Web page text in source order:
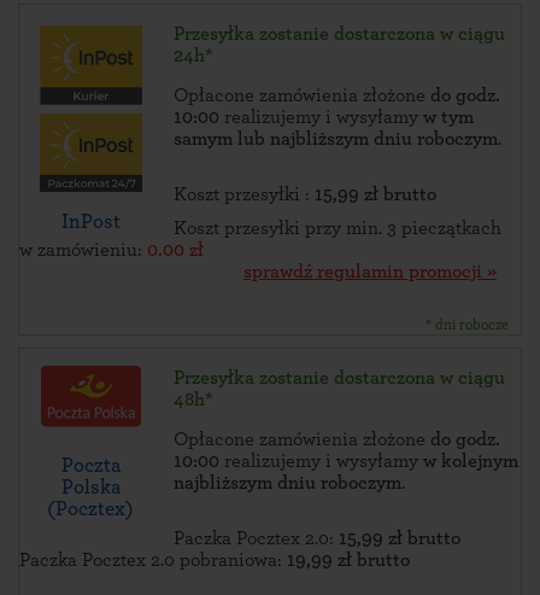
InPost
Przesyłka zostanie dostarczona w ciągu
24h*
Opłacone zamówienia złożone do godz.
10:00 realizujemy i wysyłamy w tym
samym lub najbliższym dniu roboczym.
Koszt przesyłki : 15,99 zł brutto
Koszt przesyłki przy min. 3 pieczątkach
w zamówieniu: 0.00 zł
sprawdź regulamin promocji »
* dni robocze
Poczta
Polska
(Pocztex)
Przesyłka zostanie dostarczona w ciągu
48h*
Opłacone zamówienia złożone do godz.
10:00 realizujemy i wysyłamy w kolejnym
najbliższym dniu roboczym.
Paczka Pocztex 2.0: 15,99 zł brutto
Paczka Pocztex 2.0 pobraniowa: 19,99 zł brutto